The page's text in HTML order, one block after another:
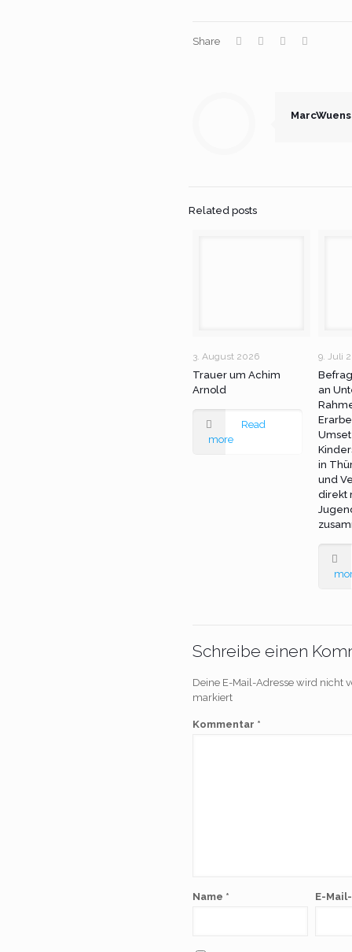
Share
Related posts
3. August 2026
Trauer um Achim
Arnold
Read
more
9. Juli
an
in
und
direkt
Schreibe einen
Deine E-Mail-Adresse wird nicht
markiert
Kommentar *
Name * E-